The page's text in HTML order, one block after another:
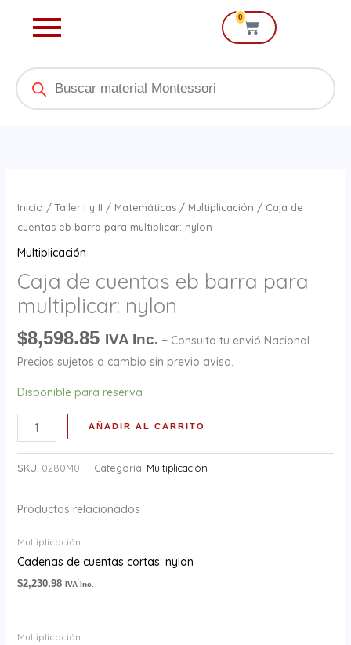
0
Cart
Products
search
Inicio /Taller I y II / Matemáticas/ Multiplicación / Caja de
cuentas eb barra para multiplicar: nylon
Multiplicación
Caja de cuentas eb barra para
multiplicar: nylon
$8,598.85 IVA Inc. + Consulta tu envió Nacional
Precios sujetos a cambio sin previo aviso.
Disponible para reserva
de
cuentas
barra
para
multiplicar:
cantidad
AÑADIR AL CARRITO
SKU: 0280M0 Categoría: Multiplicación
Productos relacionados
Multiplicación
Cadenas de cuentas cortas: nylon
$2,230.98 IVA Inc.
Multiplicación